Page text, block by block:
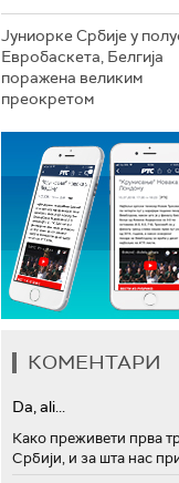
Јуниорке Србије у
Евробаскета, Белгија
поражена великим
преокретом
КОМЕНТАРИ
Da, ali...
Како преживети прва
Србији, и за шта нас